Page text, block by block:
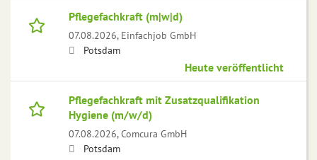
Pflegefachkraft (m|w|d)
07.08.2026, Einfachjob GmbH
Potsdam
Heute veröffentlicht
Pflegefachkraft mit Zusatzqualifikation
Hygiene (m/w/d)
07.08.2026,Comcura GmbH
Potsdam